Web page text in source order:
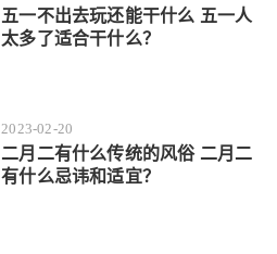
五一不出去玩还能干什么 五一人
太多了适合干什么？
2023-02-20
二月二有什么传统的风俗 二月二
有什么忌讳和适宜？